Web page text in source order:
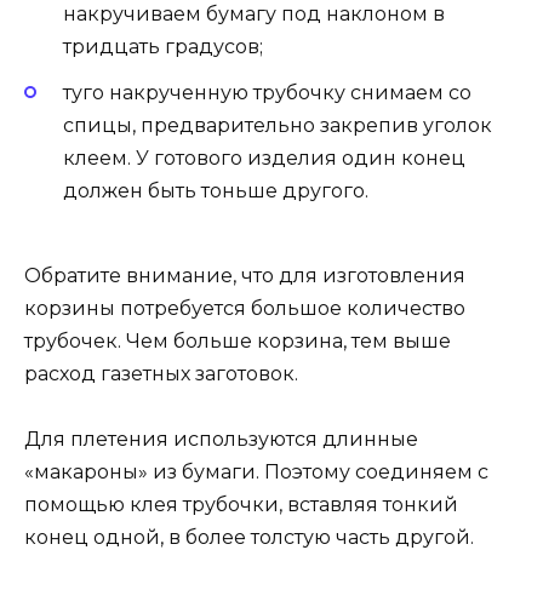
накручиваем бумагу под наклоном в
тридцать градусов;
туго накрученную трубочку снимаем со
спицы, предварительно закрепив уголок
клеем. У готового изделия один конец
должен быть тоньше другого.
Обратите внимание, что для изготовления
корзины потребуется большое количество
трубочек. Чем больше корзина, тем выше
расход газетных заготовок.
Для плетения используются длинные
«макароны» из бумаги. Поэтому соединяем с
помощью клея трубочки, вставляя тонкий
конец одной, в более толстую часть другой.